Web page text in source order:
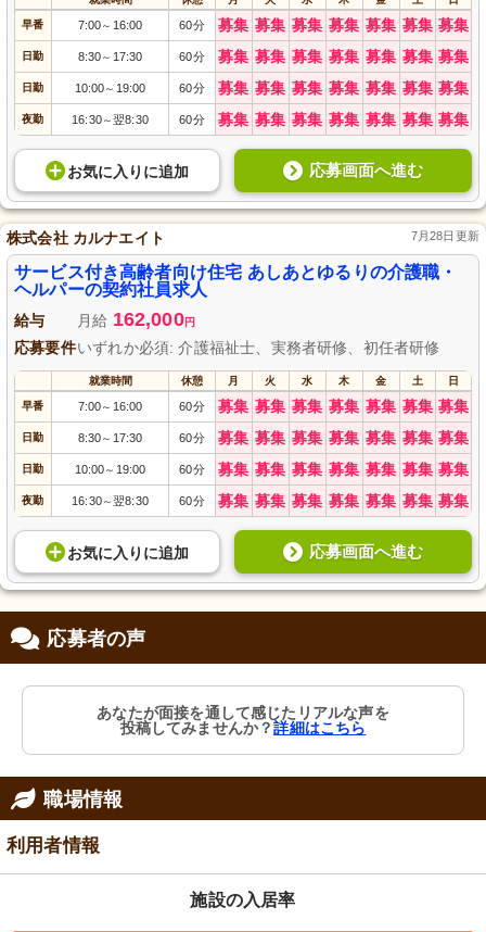
早番 7:00～ 16:00 60分 募集 募集 募集 募集 募集 募集 募集
日勤 8:30～ 17:30 60分 募集 募集 募集 募集 募集 募集 募集
日勤 10:00～ 19:00 60分 募集 募集 募集 募集 募集 募集 募集
夜勤 16:30～翌8:30 60分 募集 募集 募集 募集 募集 募集 募集
お気に入り に追加 応募画面へ進む
株式会社 カルナエイト 7月28日更新
サービス付き高齢者向け住宅 あしあとゆるりの介護職・
ヘルパーの契約社員求人
給与 月給 162,000円
応募要件いずれか必須: 介護福祉士、実務者研修、初任者研修
就業時間 休憩 月 火 水 木 金 土 日
早番 7:00～ 16:00 60分 募集 募集 募集 募集 募集 募集 募集
日勤 8:30～ 17:30 60分 募集 募集 募集 募集 募集 募集 募集
日勤 10:00～ 19:00 60分 募集 募集 募集 募集 募集 募集 募集
夜勤 16:30～翌8:30 60分 募集 募集 募集 募集 募集 募集 募集
お気に入り に追加 応募画面へ進む
応募者の声
あなたが面接を通して感じたリアルな声を
投稿してみませんか？詳細はこちら
職場情報
利用者情報
施設の入居率